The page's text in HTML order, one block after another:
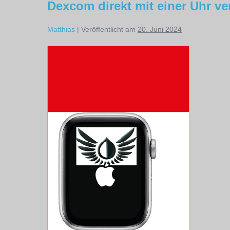
Dexcom direkt mit einer Uhr
Matthias | Veröffentlicht am 20. Juni 2024
verbinden